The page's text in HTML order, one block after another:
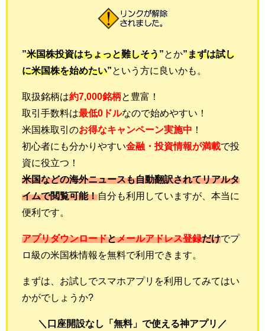
”米国株投資はちょっと難しそう” とか”まずは試し
に米国株を始めたい” という方に良いかも。
取扱銘柄は約7,000銘柄と豊富！
取引手数料は最低0ドルなので始めやすい！
米国株取引のお得なキャンペーン実施中 ！
初心者にも分かりやすい金融・投資情報が満載で投
資に役立つ ！
米国などの海外ニュースも自動翻訳されてリアルタ
イムで閲覧可能！自分も利用していますが、本当に
便利です。
アプリダウンロードとメールアドレス登録だけでプ
ロ級の米国株情報を無料で利用できます。
まずは、お試しでスマホアプリを利用してみてはい
かがでしょうか?
＼口座開設なし「無料」で使える神アプリ／